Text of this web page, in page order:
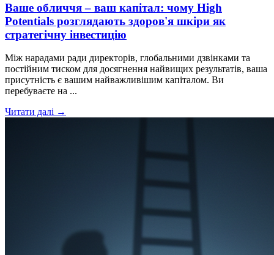
Ваше обличчя – ваш капітал: чому High
Potentials розглядають здоров'я шкіри як
стратегічну інвестицію
Між нарадами ради директорів, глобальними дзвінками та
постійним тиском для досягнення найвищих результатів, ваша
присутність є вашим найважливішим капіталом. Ви
перебуваєте на ...
Читати далі →